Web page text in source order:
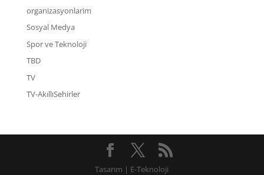
organizasyonlarim
Sosyal Medya
Spor ve Teknoloji
TBD
TV
TV-AkıllıSehirler
Tasarım | E-Teknoloji